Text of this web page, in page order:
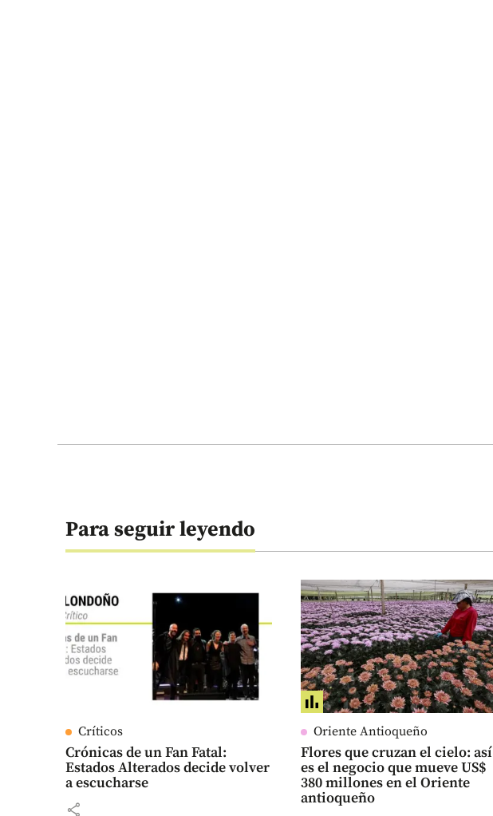
Para seguir leyendo
Críticos
Crónicas de un Fan Fatal:
Estados Alterados decide volver
a escucharse
share
Oriente Antioqueño
Flores que cruzan el cielo: así
es el negocio que mueve US$
380 millones en el Oriente
antioqueño